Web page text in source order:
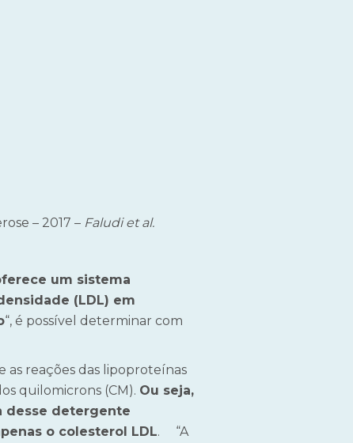
– 2017 – Faludi et al.
um sistema
(LDL) em
“, é possível determinar com
reações das lipoproteínas
quilomicrons (CM). Ou seja,
desse detergente
o colesterol LDL. “A